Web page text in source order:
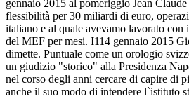
gennaio 2015 al pomeriggio Jean
flessibilità per 30 miliardi di euro,
italiano e al quale avevamo lavorato con
del MEF per mesi. I114 gennaio 2015
dimette. Puntuale come un orologio
un giudizio "storico" alla Presidenza
nel corso degli anni cercare di capire di
anche il suo modo di intendere l`istituto